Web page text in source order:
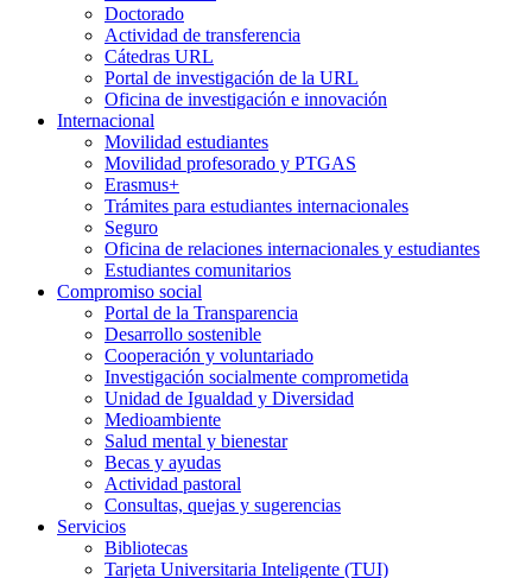
Doctorado
Actividad de transferencia
Cátedras URL
Portal de investigación de la URL
Oficina de investigación e innovación
Internacional
Movilidad estudiantes
Movilidad profesorado y PTGAS
Erasmus+
Trámites para estudiantes internacionales
Seguro
Oficina de relaciones internacionales y estudiantes
Estudiantes comunitarios
Compromiso social
Portal de la Transparencia
Desarrollo sostenible
Cooperación y voluntariado
Investigación socialmente comprometida
Unidad de Igualdad y Diversidad
Medioambiente
Salud mental y bienestar
Becas y ayudas
Actividad pastoral
Consultas, quejas y sugerencias
Servicios
Bibliotecas
Tarjeta Universitaria Inteligente (TUI)